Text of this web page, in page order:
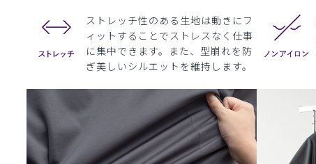
ストレッチ性のある生地は動きにフ
ィットすることでストレスなく仕事
に集中できます。また、型崩れを防
ぎ美しいシルエットを維持します。